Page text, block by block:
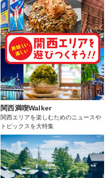
関西満喫Walker
関西エリアを楽しむためのニュースや
トピックスを大特集